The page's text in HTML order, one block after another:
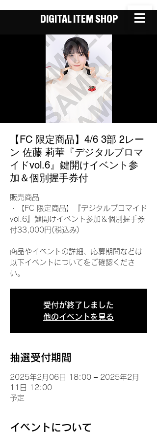
DIGITAL ITEM SHOP
【FC 限定商品】4/6 3部 2レー
ン 佐藤 莉華『デジタルブロマ
イドvol.6』鍵開けイベント参
加＆個別握手券付
販売商品
・【FC 限定商品】『デジタルブロマイド
vol.6』鍵開けイベント参加＆個別握手券
付33,000円(税込み)
商品やイベントの詳細、応募期間などは
以下イベントについてをご確認くださ
い。
受付が終了しました
他のイベントを見る
抽選受付期間
2025年2月06日 18:00 – 2025年2月
11日 12:00
予定
イベントについて